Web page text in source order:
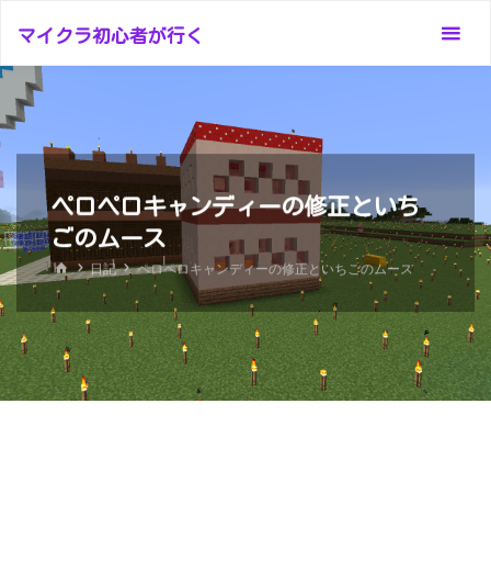
テ
ツ
ス
キ
ッ
プ
マイクラ初心者が行く
ペロペロキャンディーの修正といち
ごのムース
ホ
ー
日記 ペロペロキャンディーの修正といちごのムース